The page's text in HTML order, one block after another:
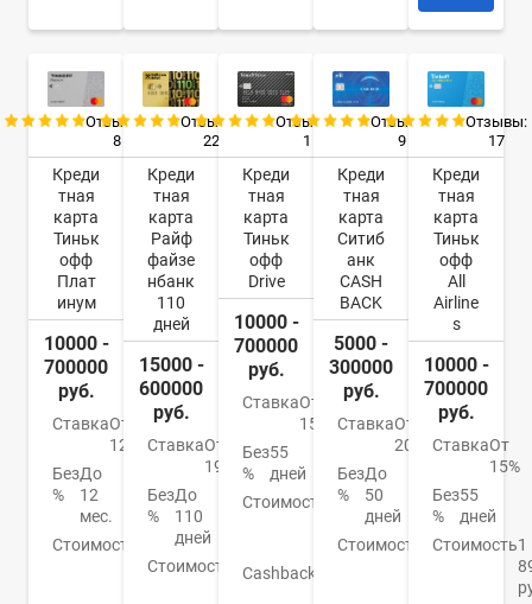
Отзывы:
8
Креди
тная
карта
Тиньк
офф
Плат
инум
10000 -
700000
руб.
СтавкаОт
12%
Без
%
До
12
мес.
Стоимость
руб./
Отзывы:
22
Креди
тная
карта
Райф
файзе
нбанк
110
дней
15000 -
600000
руб.
СтавкаОт
19%
Без
%
До
110
дней
Стоимость
От
Отзывы:
1
Креди
тная
карта
Тиньк
офф
Drive
10000 -
700000
руб.
СтавкаОт
15%
Без
%
55
дней
Стоимость
990
руб./
год
Cashback
Отзывы:
9
Креди
тная
карта
Ситиб
анк
CASH
BACK
5000 -
300000
руб.
СтавкаОт
20.9%
Без
%
До
50
дней
Стоимость
До
Отзывы:
17
Креди
тная
карта
Тиньк
офф
All
Airline
s
10000 -
700000
руб.
СтавкаОт
15%
Без
%
55
дней
Стоимость1